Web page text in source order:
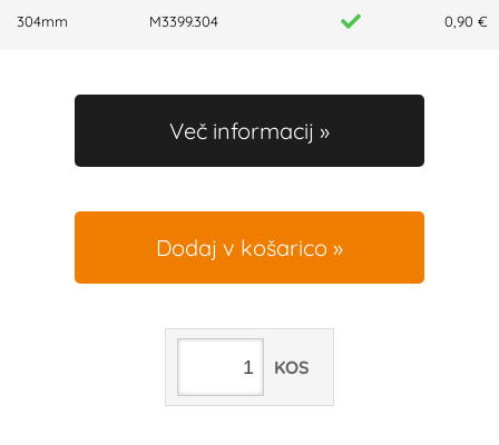
304mm M3399.304 0,90 €
Več informacij
Dodaj v košarico
KOS